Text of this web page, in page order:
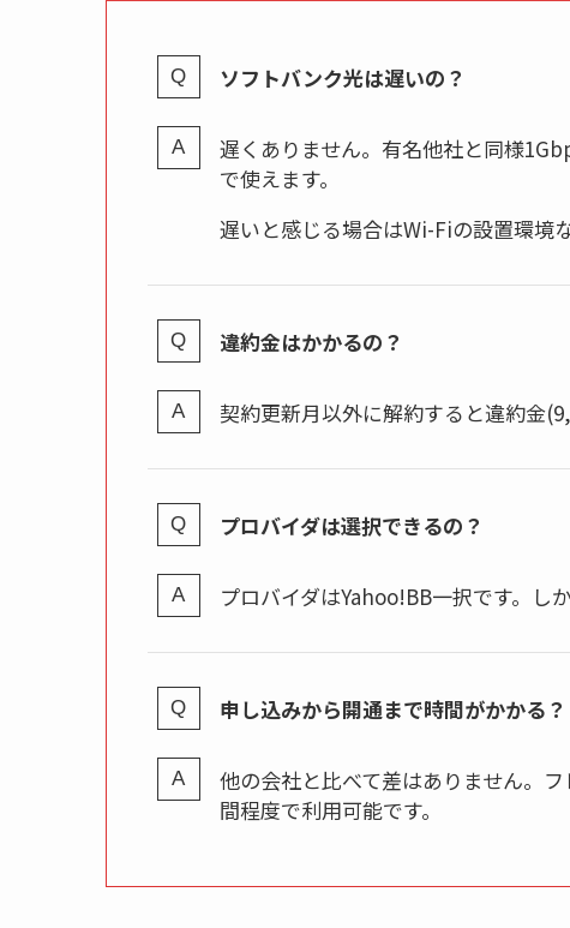
ソフトバンク光は遅いの？
遅くありません。有名他社と同様
で使えます。
遅いと感じる場合はWi-Fiの設置環境
違約金はかかるの？
契約更新月以外に解約すると違約金
プロバイダは選択できるの？
プロバイダはYahoo!BB一択です。し
申し込みから開通まで時間がかかる？
他の会社と比べて差はありません。
間程度で利用可能です。